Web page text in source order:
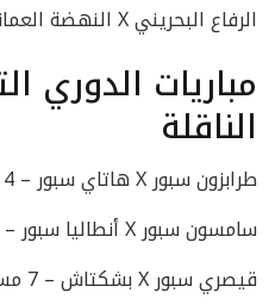
الرفاع البحريني X النهضة العماني – 6 مساء
مباريات الدوري
الناقلة
طرابزون سبور X هاتاي سبور – 4 مساء
سامسون سبور X أنطاليا سبور – 7 مساء
قيصري سبور X بشكتاش – 7 مساء